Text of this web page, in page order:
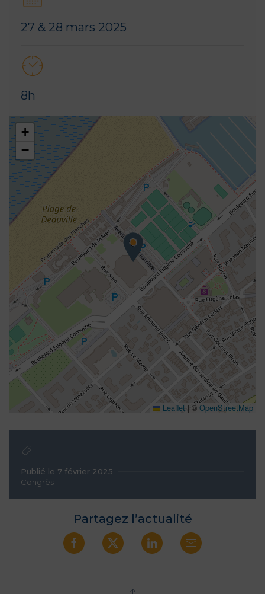
27 & 28 mars 2025
8h
+
−
Leaflet | © OpenStreetMap
Publié le 7 février 2025
Congrès
Partagez l’actualité